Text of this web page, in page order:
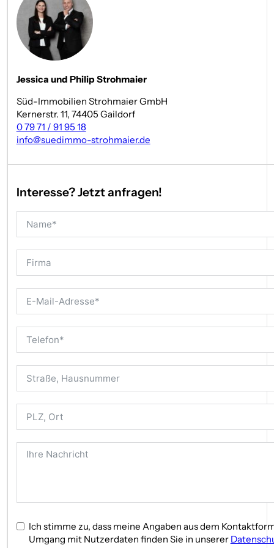
________________________________________
Untergeschoss – dank Hanglage hell, flexibel und
Durch die Hanglage ist das Untergeschoss weit mehr als
großer heller Raum mit Zugang in Richtung Garten
Badbereich bereits vorbereitet
ideal als Hobbyraum, Fitnessbereich, Home-Office oder
Außenbereich – Ruhe, Weite und ein Stück Freiheit
Hinter dem Haus öffnet sich eine großzügige Wiesenfläche
________________________________________
Fazit
Diese Immobilie ist weit mehr als ein klassisches
Menschen, die großzügig denken – und einen Ort suchen,
Jessica und Philip Strohmaier
Süd-Immobilien Strohmaier GmbH
Kernerstr. 11, 74405 Gaildorf
0 79 71 / 91 95 18
info@suedimmo-strohmaier.de
Interesse? Jetzt anfragen!
Ich stimme zu, dass meine Angaben aus dem
Umgang mit Nutzerdaten finden Sie in unserer